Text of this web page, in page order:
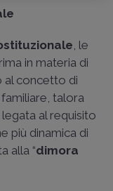
, le
in materia di
al concetto di
talora
al requisito
più dinamica di
alla “dimora